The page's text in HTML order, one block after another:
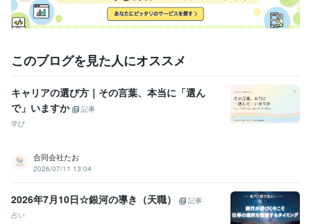
このブログを見た人にオススメ
キャリアの選び方｜その言葉、本当に「選ん
で」いますか
記事
学び
合同会社たお
2026/07/11 13:04
2026年7月10日☆銀河の導き（天職）
記事
占い